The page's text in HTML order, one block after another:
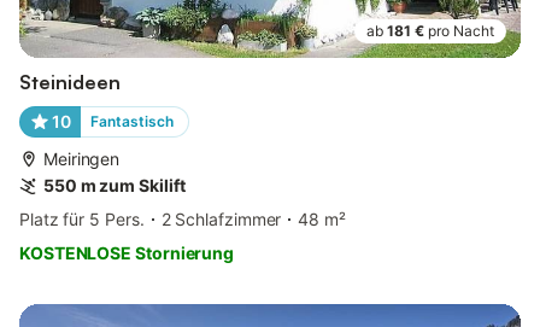
ab 181 € pro Nacht
Steinideen
10 Fantastisch
Meiringen
550 m zum Skilift
Platz für 5 Pers.
2 Schlafzimmer
48 m²
KOSTENLOSE Stornierung